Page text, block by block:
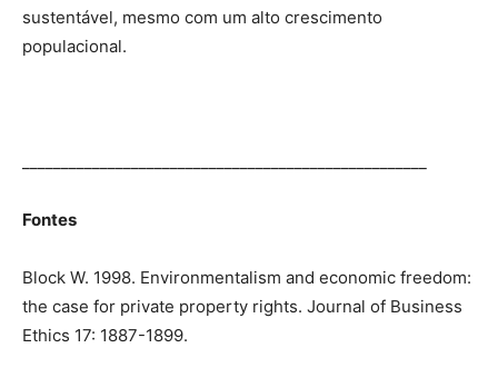
sustentável, mesmo com um alto crescimento
populacional.
Fontes
Block W. 1998. Environmentalism and economic freedom:
the case for private property rights. Journal of Business
Ethics 17: 1887-1899.